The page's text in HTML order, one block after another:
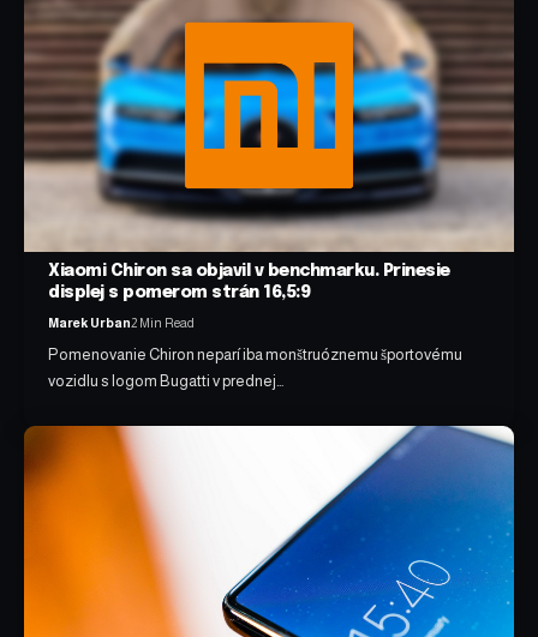
Xiaomi Chiron sa objavil v benchmarku. Prinesie
displej s pomerom strán 16,5:9
Marek Urban2 Min Read
Pomenovanie Chiron neparí iba monštruóznemu športovému
vozidlu s logom Bugatti v prednej…